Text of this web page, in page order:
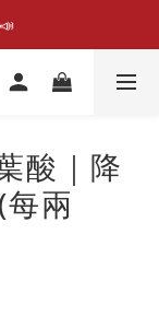
酸｜降
兩